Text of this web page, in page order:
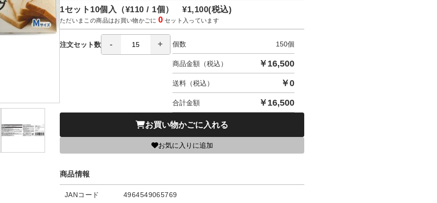
1セット10個入（¥110 / 1個）¥1,100(税込)
ただいまこの商品はお買い物かごに0 セット入っています
注文セット数 個数 150個
商品金額（税込） ￥ 16,500
送料（税込） ￥0
合計金額 ￥ 16,500
お買い物かごに入れる
お気に入りに追加
商品情報
JANコード 4964549065769